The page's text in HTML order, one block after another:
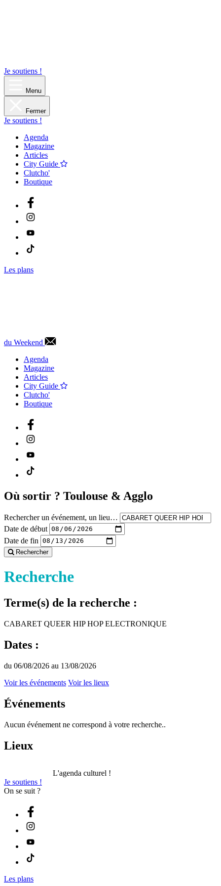
Je soutiens !
Menu
Fermer
Je soutiens !
Agenda
Magazine
Articles
City Guide
Clutcho'
Boutique
Les plans
du Weekend
Agenda
Magazine
Articles
City Guide
Clutcho'
Boutique
Où sortir ? Toulouse & Agglo
Rechercher un événement, un lieu…
Date de début
Date de fin
Rechercher
Recherche
Terme(s) de la recherche :
CABARET QUEER HIP HOP ELECTRONIQUE
Dates :
du 06/08/2026 au 13/08/2026
Voir les événements Voir les lieux
Événements
Aucun événement ne correspond à votre recherche..
Lieux
L'agenda culturel !
Je soutiens !
On se suit ?
Les plans